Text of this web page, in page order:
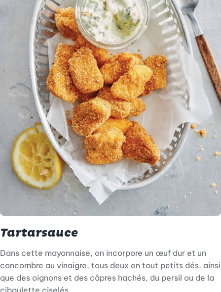
Tartarsauce
Dans cette mayonnaise, on incorpore un œuf dur et un
concombre au vinaigre, tous deux en tout petits dés, ainsi
que des oignons et des câpres hachés, du persil ou de la
ciboulette ciselés.